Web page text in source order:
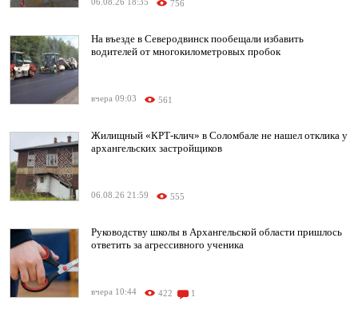
06.08.26 18:35 756
На въезде в Северодвинск пообещали избавить
водителей от многокилометровых пробок
вчера 09:03 561
Жилищный «КРТ-клич» в Соломбале не нашел отклика у
архангельских застройщиков
06.08.26 21:59 555
Руководству школы в Архангельской области пришлось
ответить за агрессивного ученика
вчера 10:44 422 1